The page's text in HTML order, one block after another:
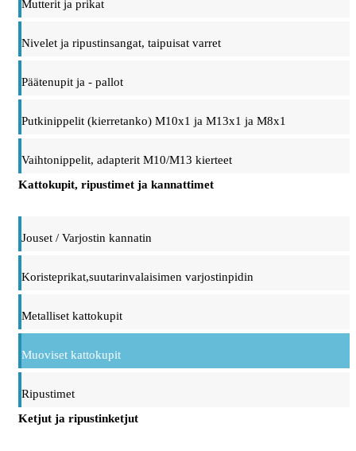
Mutterit ja prikat
Nivelet ja ripustinsangat, taipuisat varret
Päätenupit ja - pallot
Putkinippelit (kierretanko) M10x1 ja M13x1 ja M8x1
Vaihtonippelit, adapterit M10/M13 kierteet
Kattokupit, ripustimet ja kannattimet
Jouset / Varjostin kannatin
Koristeprikat,suutarinvalaisimen varjostinpidin
Metalliset kattokupit
Muoviset kattokupit
Ripustimet
Ketjut ja ripustinketjut